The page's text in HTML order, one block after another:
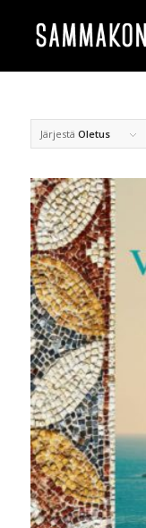
Järjestä Oletus